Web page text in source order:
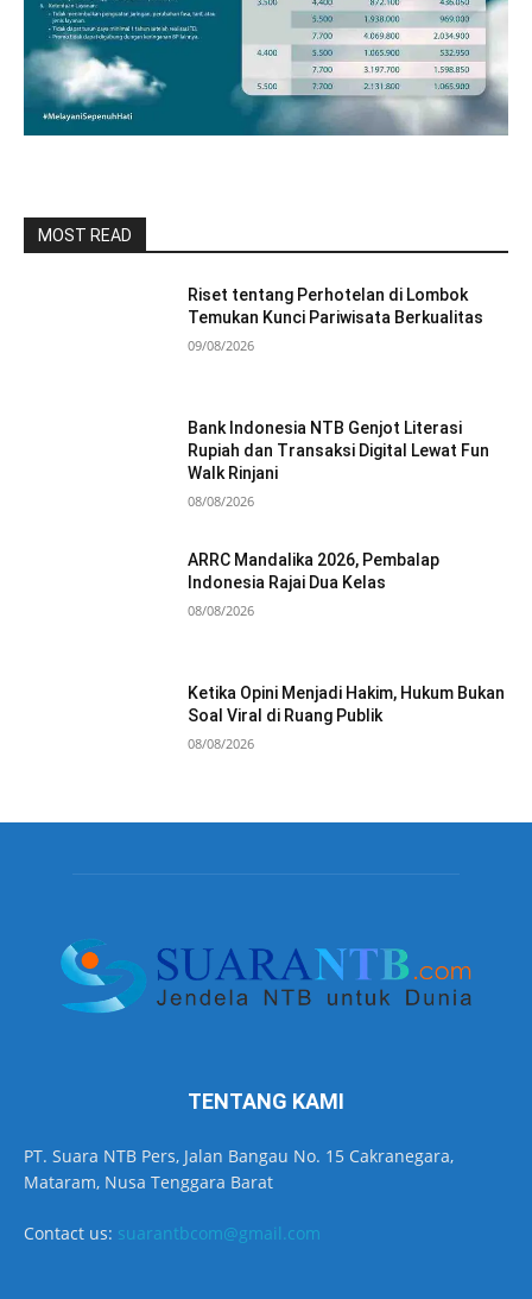
MOST READ
Riset tentang Perhotelan di Lombok
Temukan Kunci Pariwisata Berkualitas
09/08/2026
Bank Indonesia NTB Genjot Literasi
Rupiah dan Transaksi Digital Lewat Fun
Walk Rinjani
08/08/2026
ARRC Mandalika 2026, Pembalap
Indonesia Rajai Dua Kelas
08/08/2026
Ketika Opini Menjadi Hakim, Hukum Bukan
Soal Viral di Ruang Publik
08/08/2026
TENTANG KAMI
PT. Suara NTB Pers, Jalan Bangau No. 15 Cakranegara,
Mataram, Nusa Tenggara Barat
Contact us: suarantbcom@gmail.com